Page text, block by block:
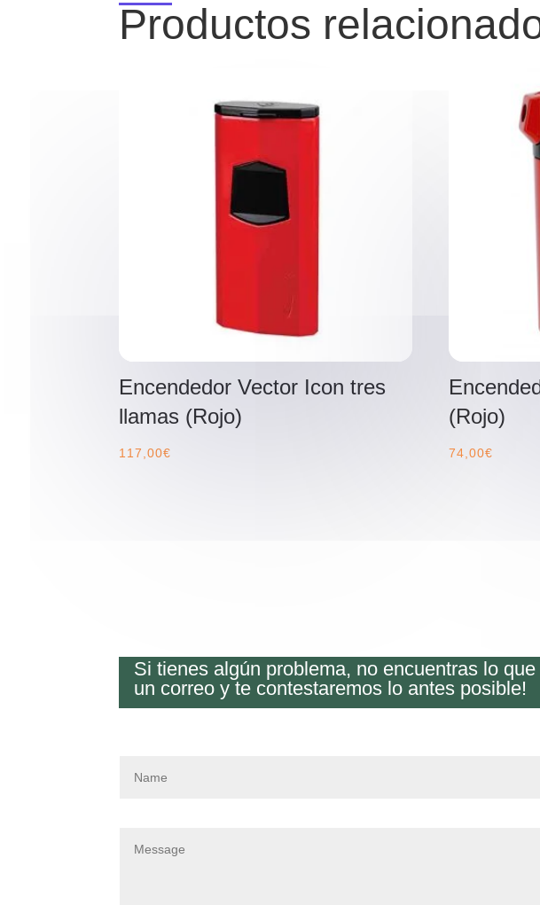
Productos
Encendedor Vector Icon tres
llamas (Rojo)
117,00€
(Rojo)
74,00€
Si tienes algún problema, no encuentras lo
un correo y te contestaremos lo antes posible!